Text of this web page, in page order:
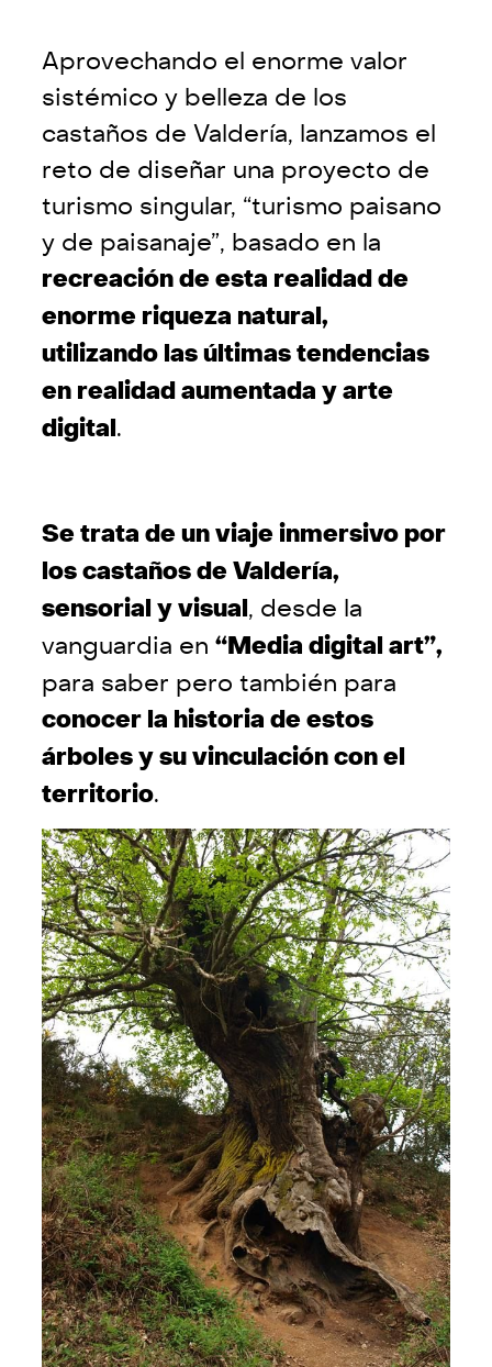
Aprovechando el enorme valor
sistémico y belleza de los
castaños de Valdería, lanzamos el
reto de diseñar una proyecto de
turismo singular, “turismo paisano
y de paisanaje”, basado en la
recreación de esta realidad de
enorme riqueza natural,
utilizando las últimas tendencias
en realidad aumentada y arte
digital.
Se trata de un viaje inmersivo por
los castaños de Valdería,
sensorial y visual, desde la
vanguardia en“Media digital art”,
para saber pero también para
conocer la historia de estos
árboles y su vinculación con el
territorio.